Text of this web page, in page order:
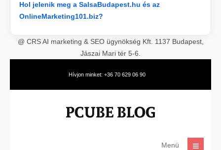
Hol jelenik meg a SalsaBudapest.hu és az
OnlineMarketing101.biz?
@ CRS AI marketing & SEO ügynökség Kft. 1137 Budapest,
Jászai Mari tér 5-6.
Hívjon minket: +36 70 629 06 90
Menü